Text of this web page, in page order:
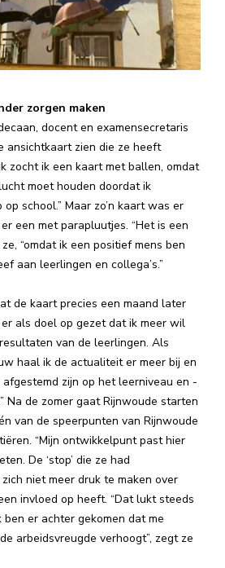
zorgen maken
docent en examensecretaris
ansichtkaart zien die ze heeft
zocht ik een kaart met ballen, omdat
moet houden doordat ik
school.” Maar zo’n kaart was er
een met parapluutjes. “Het is een
“omdat ik een positief mens ben
aan leerlingen en collega’s.”
de kaart precies een maand later
als doel op gezet dat ik meer wil
van de leerlingen. Als
haal ik de actualiteit er meer bij en
zijn op het leerniveau en -
Na de zomer gaat Rijnwoude starten
van de speerpunten van Rijnwoude
“Mijn ontwikkelpunt past hier
De ‘stop’ die ze had
niet meer druk te maken over
invloed op heeft. “Dat lukt steeds
ben er achter gekomen dat me
arbeidsvreugde verhoogt”, zegt ze